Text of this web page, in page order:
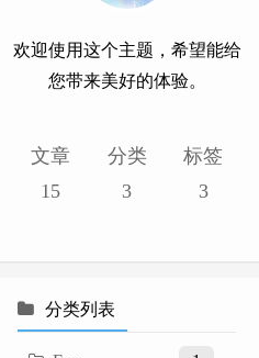
欢迎使用这个主题，希望能给
您带来美好的体验。
文章
15
分类
3
标签
3
分类列表